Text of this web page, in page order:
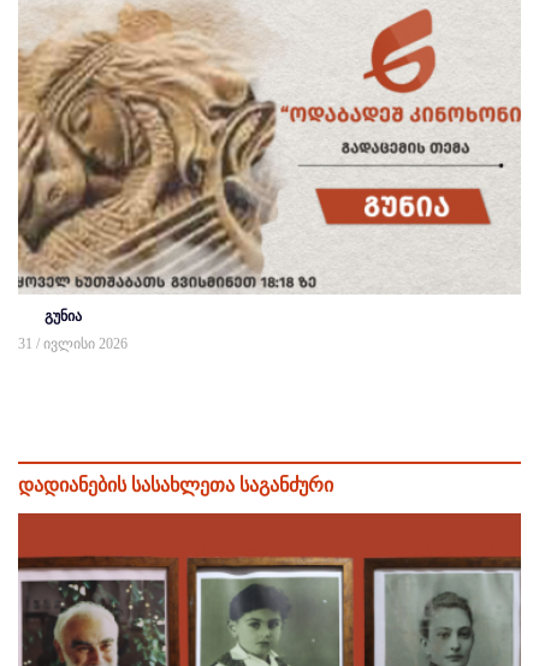
გუნია
31 / ივლისი 2026
დადიანების სასახლეთა საგანძური